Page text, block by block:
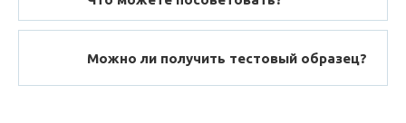
Можно ли получить тестовый образец?